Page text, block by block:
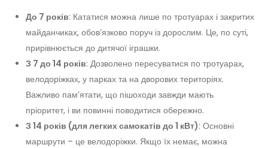
До 7 років: Кататися можна лише по тротуарах і закритих
майданчиках, обов’язково поруч із дорослим. Це, по суті,
прирівнюється до дитячої іграшки.
З 7 до 14 років: Дозволено пересуватися по тротуарах,
велодоріжках, у парках та на дворових територіях.
Важливо пам’ятати, що пішоходи завжди мають
пріоритет, і ви повинні поводитися обережно.
З 14 років (для легких самокатів до 1 кВт): Основні
маршрути – це велодоріжки. Якщо їх немає, можна